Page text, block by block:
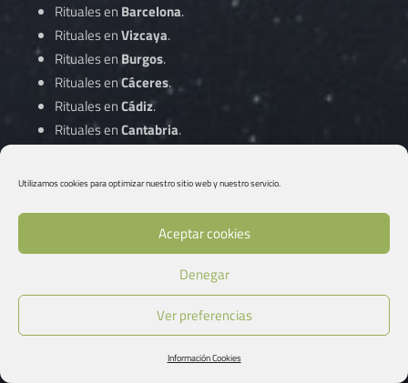
Utilizamos cookies para optimizar nuestro sitio web y nuestro servicio.
Aceptar cookies
Denegar
Ver preferencias
Información Cookies
Rituales en Barcelona.
Rituales enVizcaya.
Rituales en Burgos.
Rituales enCáceres.
Rituales enCádiz.
Rituales enCantabria.
Rituales enCiudad Real.
Gipuzkoa.
Rituales enGirona.
Granada.